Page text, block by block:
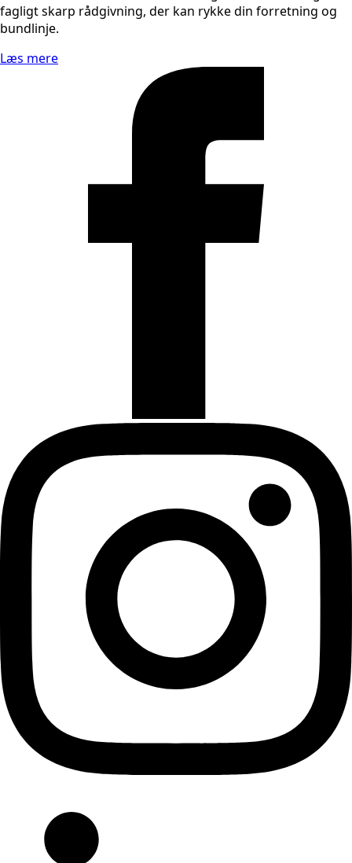
fagligt skarp rådgivning, der kan rykke din forretning og
bundlinje.
Læs mere